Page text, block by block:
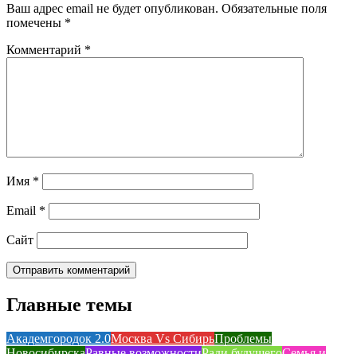
Ваш адрес email не будет опубликован. Обязательные поля
помечены *
Комментарий *
Имя *
Email *
Сайт
Главные темы
Академгородок 2.0Москва Vs СибирьПроблемы